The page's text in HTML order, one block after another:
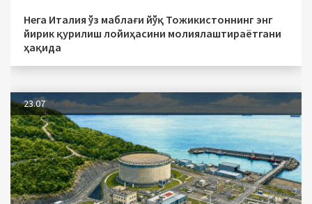
Нега Италия ўз маблағи йўқ Тожикистоннинг энг
йирик қурилиш лойиҳасини молиялаштираётгани
ҳақида
23.07